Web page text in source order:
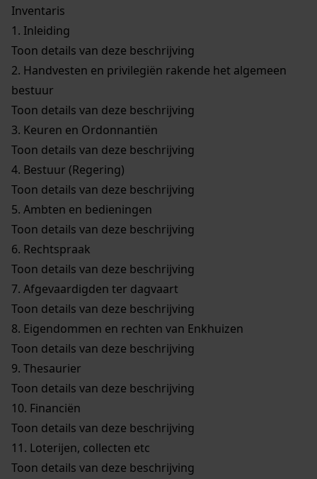
Inventaris
1. Inleiding
Toon details van deze beschrijving
2. Handvesten en privilegiën rakende het algemeen
bestuur
Toon details van deze beschrijving
3. Keuren en Ordonnantiën
Toon details van deze beschrijving
4. Bestuur (Regering)
Toon details van deze beschrijving
5. Ambten en bedieningen
Toon details van deze beschrijving
6. Rechtspraak
Toon details van deze beschrijving
7. Afgevaardigden ter dagvaart
Toon details van deze beschrijving
8. Eigendommen en rechten van Enkhuizen
Toon details van deze beschrijving
9. Thesaurier
Toon details van deze beschrijving
10. Financiën
Toon details van deze beschrijving
11. Loterijen, collecten etc
Toon details van deze beschrijving